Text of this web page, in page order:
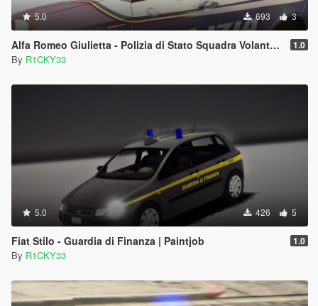
5.0 693 3
Alfa Romeo Giulietta - Polizia di Stato Squadra Volante | Reskin 1.0
By R1CKY33
5.0 426 5
Fiat Stilo - Guardia di Finanza | Paintjob 1.0
By R1CKY33